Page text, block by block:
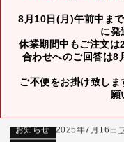
8月10日(月)午前中ま
に発
休業期間中もご注文
合わせへのご回答は8
ご不便をお掛け致し
願
お知らせ 2024年12月12日
2026年3月7日
お知らせ 2025年7月16日
お知らせ 2025年3月14日